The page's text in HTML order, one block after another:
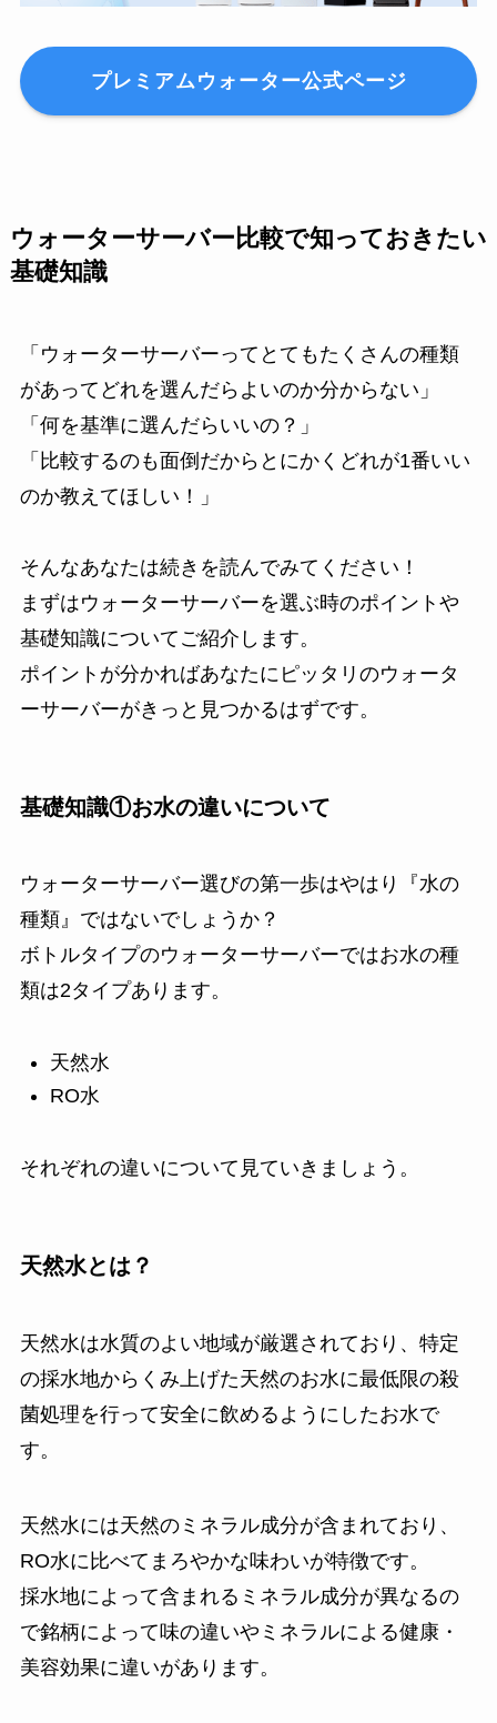
プレミアムウォーター公式ページ
ウォーターサーバー比較で知っておきたい
基礎知識
「ウォーターサーバーってとてもたくさんの種類
があってどれを選んだらよいのか分からない」
「何を基準に選んだらいいの？」
「比較するのも面倒だからとにかくどれが1番いい
のか教えてほしい！」
そんなあなたは続きを読んでみてください！
まずはウォーターサーバーを選ぶ時のポイントや
基礎知識についてご紹介します。
ポイントが分かればあなたにピッタリのウォータ
ーサーバーがきっと見つかるはずです。
基礎知識①お水の違いについて
ウォーターサーバー選びの第一歩はやはり『水の
種類』ではないでしょうか？
ボトルタイプのウォーターサーバーではお水の種
類は2タイプあります。
天然水
RO水
それぞれの違いについて見ていきましょう。
天然水とは？
天然水は水質のよい地域が厳選されており、特定
の採水地からくみ上げた天然のお水に最低限の殺
菌処理を行って安全に飲めるようにしたお水で
す。
天然水には天然のミネラル成分が含まれており、
RO水に比べてまろやかな味わいが特徴です。
採水地によって含まれるミネラル成分が異なるの
で銘柄によって味の違いやミネラルによる健康・
美容効果に違いがあります。